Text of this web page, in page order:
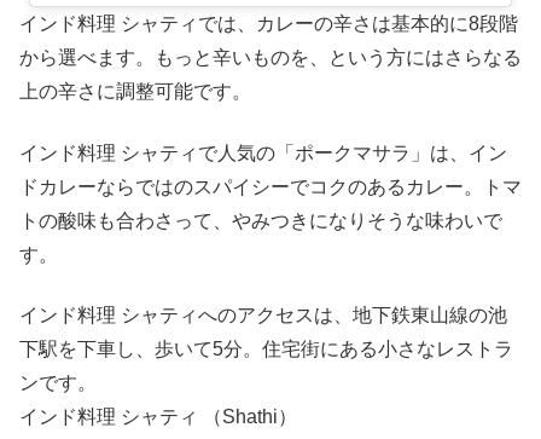
インド料理 シャティでは、カレーの辛さは基本的に8段階
から選べます。もっと辛いものを、という方にはさらなる
上の辛さに調整可能です。
インド料理 シャティで人気の「ポークマサラ」は、イン
ドカレーならではのスパイシーでコクのあるカレー。トマ
トの酸味も合わさって、やみつきになりそうな味わいで
す。
インド料理 シャティへのアクセスは、地下鉄東山線の池
下駅を下車し、歩いて5分。住宅街にある小さなレストラ
ンです。
インド料理 シャティ （Shathi）